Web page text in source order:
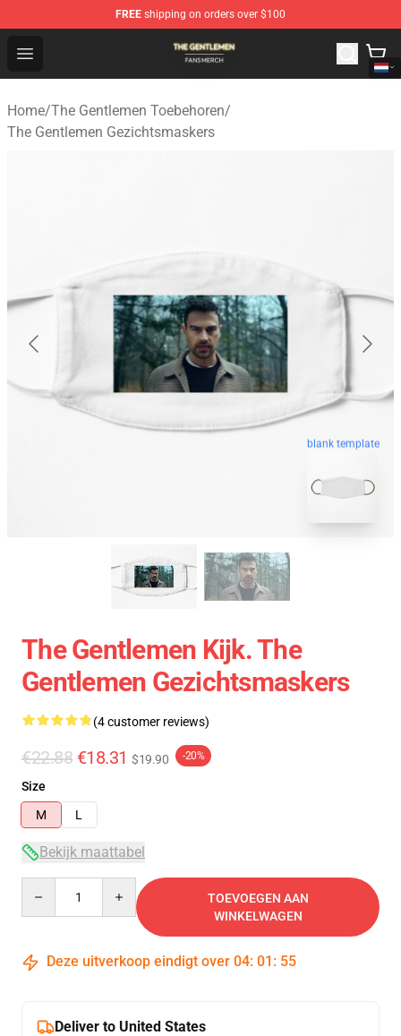
FREE shipping on orders over $100
Open menu
The Gentlemen Shop - Official The Gentlemen
Home/The Gentlemen Toebehoren/
The Gentlemen Gezichtsmaskers
blank template
The Gentlemen Kijk. The
Gentlemen Gezichtsmaskers
(4 customer reviews)
€22.88 €18.31 $19.90 -20%
Size
M
L
Bekijk maattabel
TOEVOEGEN AAN
WINKELWAGEN
Deze uitverkoop eindigt over 04: 01 : 54
Deliver to United States